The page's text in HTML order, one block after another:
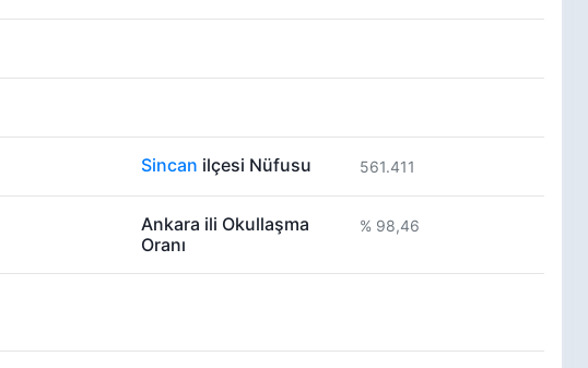
Sincan ilçesi Nüfusu 561.411
Ankara ili Okullaşma
Oranı
% 98,46